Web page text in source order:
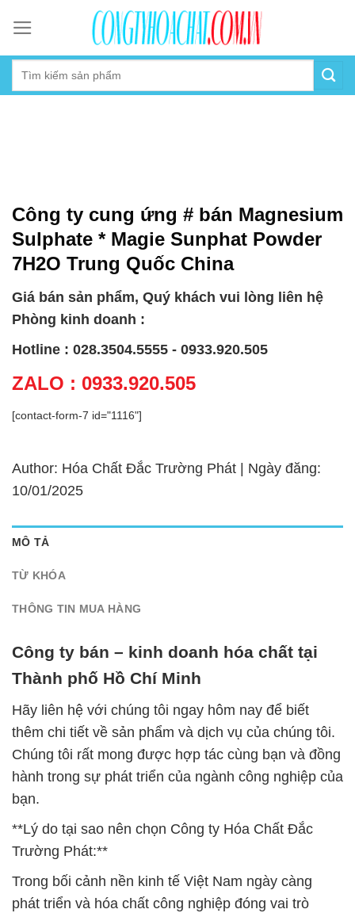
content
Công ty cung ứng # bán Magnesium
Sulphate * Magie Sunphat Powder
7H2O Trung Quốc China
Giá bán sản phẩm, Quý khách vui lòng liên hệ
Phòng kinh doanh :
Hotline : 028.3504.5555 - 0933.920.505
ZALO : 0933.920.505
[contact-form-7 id="1116"]
Author: Hóa Chất Đắc Trường Phát | Ngày đăng:
10/01/2025
MÔ TẢ
TỪ KHÓA
THÔNG TIN MUA HÀNG
Công ty bán – kinh doanh hóa chất tại
Thành phố Hồ Chí Minh
Hãy liên hệ với chúng tôi ngay hôm nay để biết
thêm chi tiết về sản phẩm và dịch vụ của chúng tôi.
Chúng tôi rất mong được hợp tác cùng bạn và đồng
hành trong sự phát triển của ngành công nghiệp của
bạn.
**Lý do tại sao nên chọn Công ty Hóa Chất Đắc
Trường Phát:**
Trong bối cảnh nền kinh tế Việt Nam ngày càng
phát triển và hóa chất công nghiệp đóng vai trò